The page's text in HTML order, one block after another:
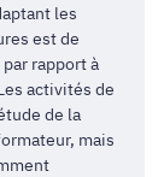
les
est de
rapport à
activités de
de la
mais